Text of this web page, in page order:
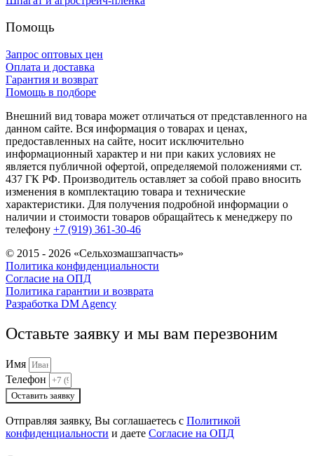
Помощь
Запрос оптовых цен
Оплата и доставка
Гарантия и возврат
Помощь в подборе
Внешний вид товара может отличаться от представленного на
данном сайте. Вся информация о товарах и ценах,
предоставленных на сайте, носит исключительно
информационный характер и ни при каких условиях не
является публичной офертой, определяемой положениями ст.
437 ГК РФ. Производитель оставляет за собой право вносить
изменения в комплектацию товара и технические
характеристики. Для получения подробной информации о
наличии и стоимости товаров обращайтесь к менеджеру по
телефону +7 (919) 361-30-46
© 2015 - 2026 «Сельхозмашзапчасть»
Политика конфиденциальности
Согласие на ОПД
Политика гарантии и возврата
Разработка DM Agency
Оставьте заявку и мы вам перезвоним
Имя
Телефон
Оставить заявку
Отправляя заявку, Вы соглашаетесь с Политикой
конфиденциальности и даете Согласие на ОПД